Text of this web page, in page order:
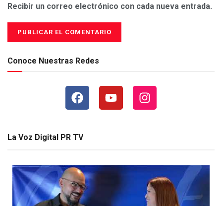
Recibir un correo electrónico con cada nueva entrada.
Conoce Nuestras Redes
La Voz Digital PR TV